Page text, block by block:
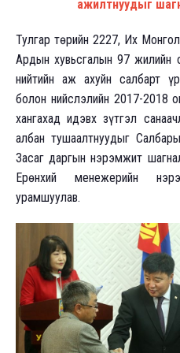
ажилтнуудыг
Тулгар төрийн 2227, Их
Ардын хувьсгалын 97 жилийн
нийтийн аж ахуйн салбарт
болон нийслэлийн 2017-2018
хангахад идэвх зүтгэл
албан тушаалтнуудыг
Засаг даргын нэрэмжит
Ерөнхий менежерийн
урамшуулав.